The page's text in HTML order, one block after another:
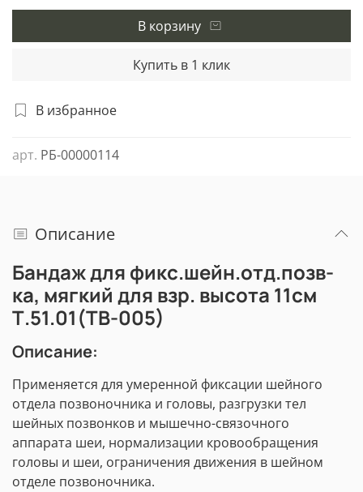
В избранное
арт. РБ-00000114
В корзину
Купить в 1 клик
Описание
Бандаж для фикс.шейн.отд.позв-
ка, мягкий для взр. высота 11см
Т.51.01(ТВ-005)
Описание:
Применяется для умеренной фиксации шейного
отдела позвоночника и головы, разгрузки тел
шейных позвонков и мышечно-связочного
аппарата шеи, нормализации кровообращения
головы и шеи, ограничения движения в шейном
отделе позвоночника.